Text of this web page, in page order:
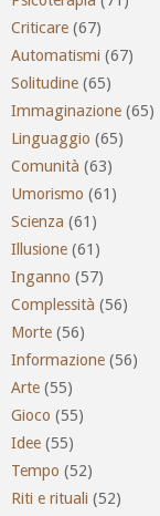
Criticare (67)
Automatismi (67)
Solitudine (65)
Immaginazione (65)
Linguaggio (65)
Comunità (63)
Umorismo (61)
Scienza (61)
Illusione (61)
Inganno (57)
Complessità (56)
Morte (56)
Informazione (56)
Arte (55)
Gioco (55)
Idee (55)
Tempo (52)
Riti e rituali (52)